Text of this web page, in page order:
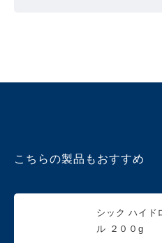
こちらの製品もおすすめ
シック ハイド
ル ２００g